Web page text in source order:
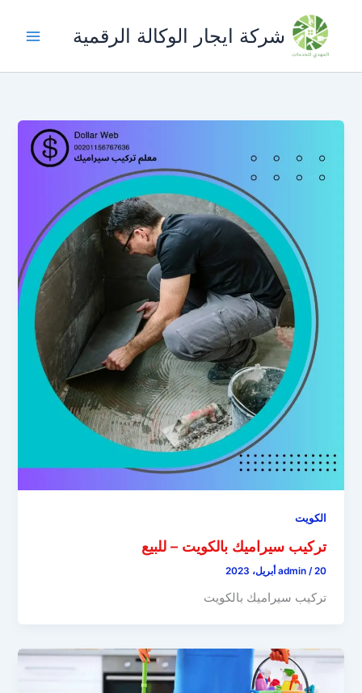
المحتوى
شركة ايجار الوكالة الرقمية
الكويت
تركيب سيراميك بالكويت – للبيع
admin /20 أبريل، 2023
تركيب سيراميك بالكويت